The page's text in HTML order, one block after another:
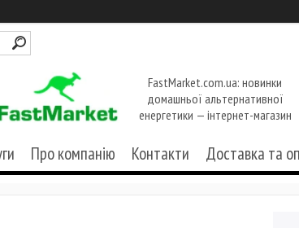
FastMarket.com.ua: новинки
домашньої альтернативної
енергетики — інтернет-магазин
Про компанію Контакти Доставка та